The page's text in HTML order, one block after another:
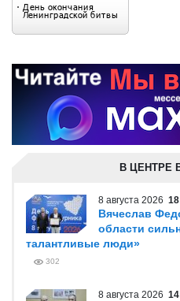
В ЦЕНТРЕ
8 августа 2026
Вячеслав
области
талантливые люди»
302
8 августа 2026